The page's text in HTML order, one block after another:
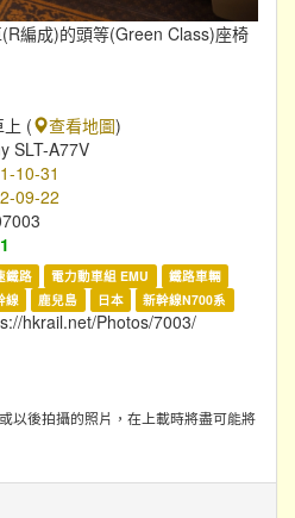
編成)的頭等(Green Class)座椅
上 ( 查看地圖)
SLT-A77V
10-31
09-22
鐵路 電力動車組 EMU
鐵路車輛
線
鹿兒島 日本 新幹線N700系
hkrail.net/Photos/7003/
以後拍攝的照片，在上載時將盡可能將